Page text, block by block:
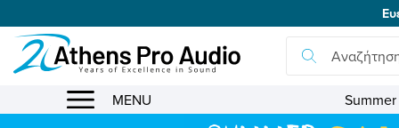
menu
MENU